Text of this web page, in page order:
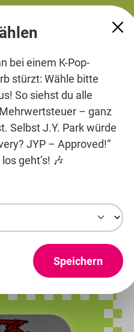
TOUR “TUNNEL
0
bei einem K-Pop-
stürzt: Wähle bitte
So siehst du alle
– ganz
Selbst J.Y. Park würde
JYP – Approved!“
geht’s! 🎶
Speichern